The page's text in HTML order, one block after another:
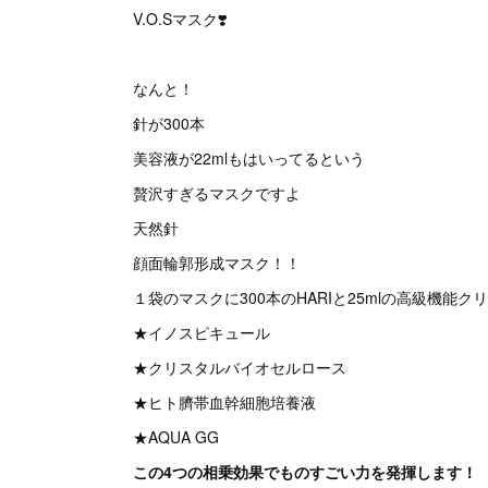
V.O.Sマスク❣️
なんと！
針が300本
美容液が22mlもはいってるという
贅沢すぎるマスクですよ
天然針
顔面輪郭形成マスク！！
１袋のマスクに300本のHARIと25mlの高級機能クリ
★イノスピキュール
★クリスタルバイオセルロース
★ヒト臍帯血幹細胞培養液
★AQUA GG
この4つの相乗効果でものすごい力を発揮します！